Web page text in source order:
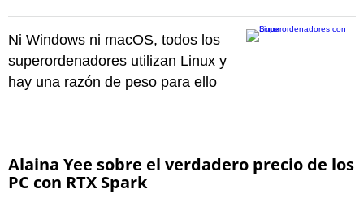
Ni Windows ni macOS, todos los
superordenadores utilizan Linux y
hay una razón de peso para ello
Alaina Yee sobre el verdadero precio de los
PC con RTX Spark